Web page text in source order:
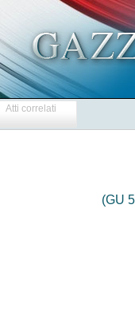
Atti correlati
(GU 5